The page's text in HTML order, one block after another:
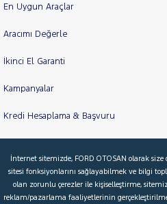
En Uygun Araçlar
Aracımı Değerle
İkinci El Garanti
Kampanyalar
Kredi Hesaplama & Başvuru
© 2026 Ford Türkiye Ford Kurumsal
Şartlar & Kişisel Verilerin Korunması
İnternet sitemizde, FORD OTOSAN olarak
sitesi fonksiyonlarını sağlayabilmek ve bilgi
olan zorunlu çerezler ile kişiselleştirme,
reklam/pazarlama faaliyetlerinin